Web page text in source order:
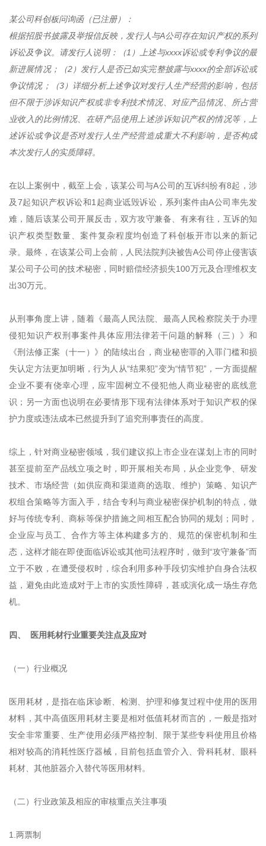
某公司科创板问询函（已注册）：
根据招股书披露及举报信反映，发行人与A公司存在知识产权的系列
诉讼及争议。请发行人说明：（1）上述与xxxx诉讼或专利争议的最
新进展情况；（2）发行人是否已如实完整披露与xxxx的全部诉讼或
争议情况；（3）详细分析上述争议对发行人生产经营的影响，包括
但不限于涉诉知识产权或非专利技术情况、对应产品情况、所占营
业收入的比例情况、在研产品使用上述涉诉知识产权的情况等，上
述诉讼或争议是否对发行人生产经营造成重大不利影响，是否构成
本次发行人的实质障碍。
在以上案例中，截至上会，该某公司与A公司的互诉纠纷有8起，涉
及7起知识产权诉讼和1起商业诋毁诉讼，系列案件由A公司率先发
难，随后该某公司开展反击，双方攻守兼备、有来有往，互诉的知
识产权类型数量、案件复杂程度均创造了科创板开市以来的新记
录。最终，在该某公司上会前，人民法院判决被告A公司停止侵害该
某公司子公司的技术秘密，同时赔偿经济损失100万元及合理维权支
出30万元。
从刑事角度上讲，随着《最高人民法院、最高人民检察院关于办理
侵犯知识产权刑事案件具体应用法律若干问题的解释（三）》和
《刑法修正案（十一）》的陆续出台，商业秘密罪的入罪门槛和损
失认定方法更加明晰，行为人从“结果犯”变为“情节犯”，一方面提醒
企业不要有侥幸心理，应牢固树立不侵犯他人商业秘密的底线意
识；另一方面也说明在必要情形下现有法律体系对于知识产权的保
护力度或违法成本已然提升到了追究刑事责任的高度。
综上，针对商业秘密领域，我们建议拟上市企业在谋划上市的同时
甚至提前至产品线立项之时，即开展相关布局，从企业竞争、研发
技术、市场经营（如供应商和渠道商的选取、维护）策略、知识产
权组合策略等方面入手，结合专利与商业秘密保护机制的特点，做
好与传统专利、商标等保护措施之间相互配合协同的规划；同时，
企业应与员工、合作方等主体构建多方的、规范的保密机制和生
态，这样才能在即使面临诉讼或其他司法程序时，做到“攻守兼备”而
立于不败，在遭受侵权时，综合利用多种手段切实维护自身合法权
益，避免由此造成对于上市的实质性障碍，甚或演化成一场生存危
机。
四、 医用耗材行业重要关注点及应对
（一）行业概况
医用耗材，是指在临床诊断、检测、护理和修复过程中使用的医用
材料，其中高值医用耗材主要是相对低值耗材而言的，一般是指对
安全非常重要、生产使用必须严格控制、限于某些专科使用且价格
相对较高的消耗性医疗器械，目前包括血管介入、骨科耗材、眼科
耗材、其他脏器介入替代等医用材料。
（二）行业政策及相应的审核重点关注事项
1.两票制